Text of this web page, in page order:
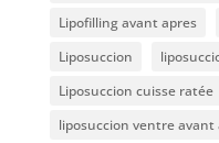
Lipofilling avant apres
Liposuccion
Liposuccion cuisse ratée
liposuccion ventre avant